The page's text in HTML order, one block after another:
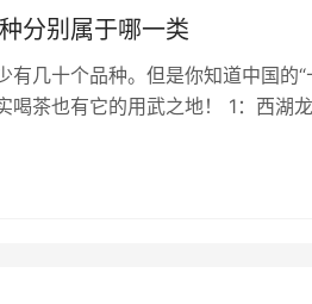
分别属于哪一类
有几十个品种。但是你知道中国的“
喝茶也有它的用武之地！ 1：西湖